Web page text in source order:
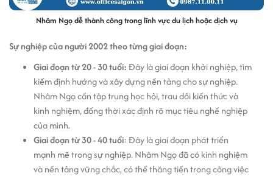
Nhâm Ngọ dễ thành công trong lĩnh vực du lịch hoặc dịch vụ
Sự nghiệp của người 2002 theo từng giai đoạn:
Giai đoạn từ 20 - 30 tuổi:Đây là giai đoạn khởi nghiệp, tìm
kiếm định hướng và xây dựng nền tảng cho sự nghiệp.
Nhâm Ngọ cần tập trung học hỏi, trau dồi kiến thức và
kinh nghiệm, đồng thời xác định rõ mục tiêu nghề nghiệp
của mình.
Giai đoạn từ 30 - 40 tuổi: Đây là giai đoạn phát triển
mạnh mẽ trong sự nghiệp. Nhâm Ngọ đã có kinh nghiệm
và nền tảng vững chắc, có thể thăng tiến trong công việc